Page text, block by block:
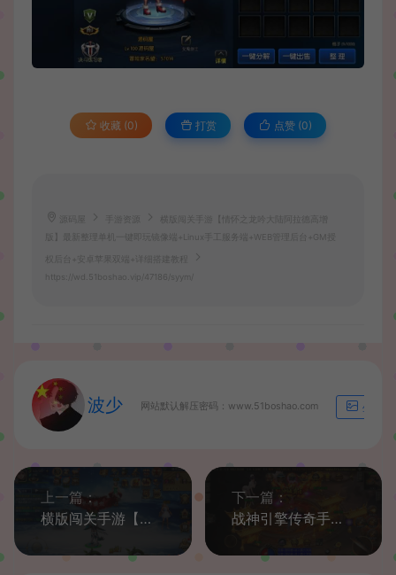
收藏 (0) 打赏 点赞 (0)
手游资源
横版闯关手游【情怀之龙吟大陆阿拉德高增
版】最新整理单机一键即玩镜像端+Linux手工服务端+WEB管理后台+GM授
权后台+安卓苹果双端+详细搭建教程
https://wd.51boshao.vip/47186/syym/
波少 网站默认解压密码：www.51boshao.com 生成海
上一篇：
横版闯关手游【魔界降临阿拉德-90帧】最新整理单机一键即玩镜像端+Linux手工服务端+WEB管理后台+GM授权后台+安卓苹果双端+配套表+详细搭建教程
下一篇：
战神引擎传奇手游【怒剑之巅单职业八大陆白猪3.1】最新整理Win系服务端+安卓苹果双端+GM授权后台+详细搭建教程